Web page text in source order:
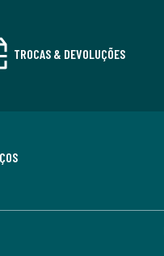
TROCAS & DEVOLUÇÕES